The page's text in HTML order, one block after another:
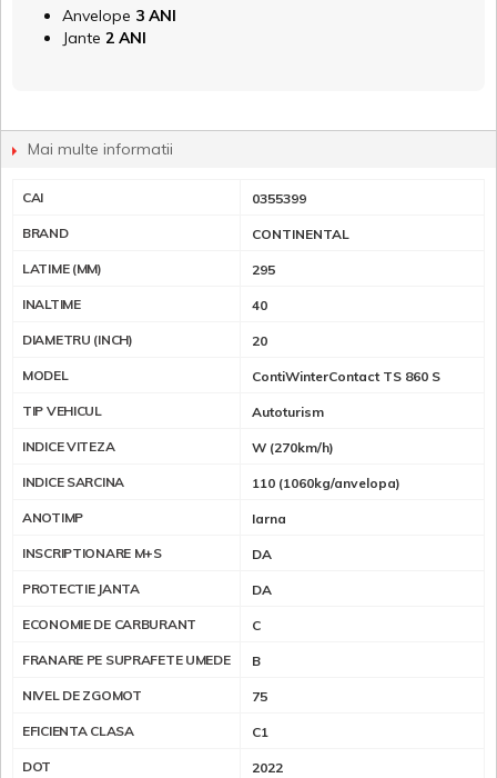
Anvelope 3 ANI
Jante 2 ANI
Mai multe informatii
CAI 0355399
BRAND CONTINENTAL
LATIME (MM) 295
INALTIME 40
DIAMETRU (INCH) 20
MODEL ContiWinterContact TS 860 S
TIP VEHICUL Autoturism
INDICE VITEZA W (270km/h)
INDICE SARCINA 110 (1060kg/anvelopa)
ANOTIMP Iarna
INSCRIPTIONARE M+S DA
PROTECTIE JANTA DA
ECONOMIE DE CARBURANT C
FRANARE PE SUPRAFETE UMEDE B
NIVEL DE ZGOMOT 75
EFICIENTA CLASA C1
DOT 2022